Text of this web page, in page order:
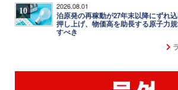
10 2026.08.01
泊原発の再稼動が27年末以降にずれ
押し上げ、物価高を助長する原子力
すべき